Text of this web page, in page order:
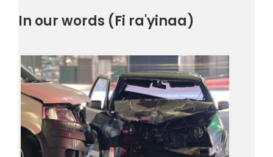
In our words (Fi ra'yinaa)